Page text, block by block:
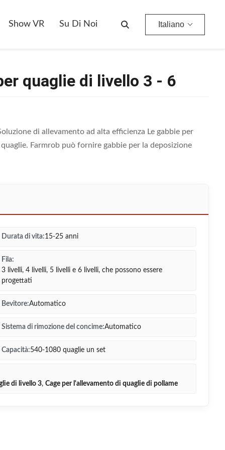
Show VR Su Di Noi Italiano
quaglie di livello 3 - 6
di allevamento ad alta efficienza Le gabbie per
Farmrob può fornire gabbie per la deposizione
Durata di vita:15-25 anni
Fila:
3 livelli, 4 livelli, 5 livelli e 6 livelli, che possono essere
progettati
Bevitore:Automatico
Sistema di rimozione del concime:Automatico
Capacità:540-1080 quaglie un set
di livello 3, Cage per l'allevamento di quaglie di pollame